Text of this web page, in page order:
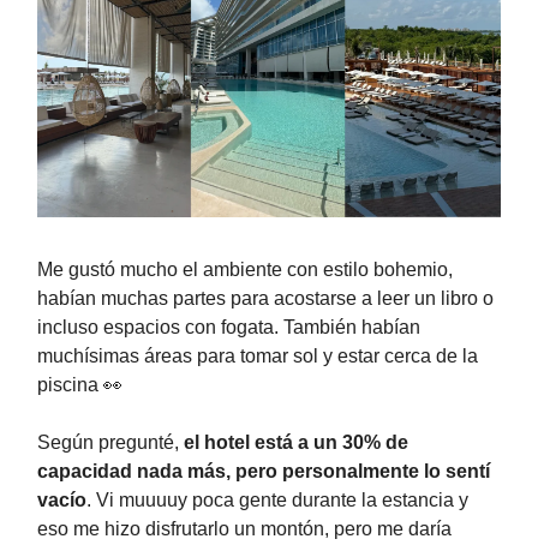
Me gustó mucho el ambiente con estilo bohemio,
habían muchas partes para acostarse a leer un libro o
incluso espacios con fogata. También habían
muchísimas áreas para tomar sol y estar cerca de la
piscina 👀
Según pregunté, el hotel está a un 30% de
capacidad nada más, pero personalmente lo sentí
vacío. Vi muuuuy poca gente durante la estancia y
eso me hizo disfrutarlo un montón, pero me daría